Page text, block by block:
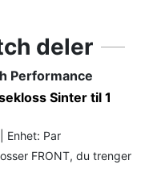
deler
Performance
Sinter til 1
Enhet: Par
FRONT, du trenger